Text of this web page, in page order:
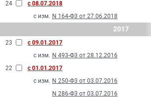
24
с 08.07.2018
с изм. N 164-Ф3 от 27.06.2018
2017
23
с 09.01.2017
с изм. N 493-Ф3 от 28.12.2016
22
с 01.01.2017
с изм. N 250-Ф3 от 03.07.2016
N 286-Ф3 от 03.07.2016